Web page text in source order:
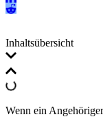
Inhaltsübersicht
Wenn ein